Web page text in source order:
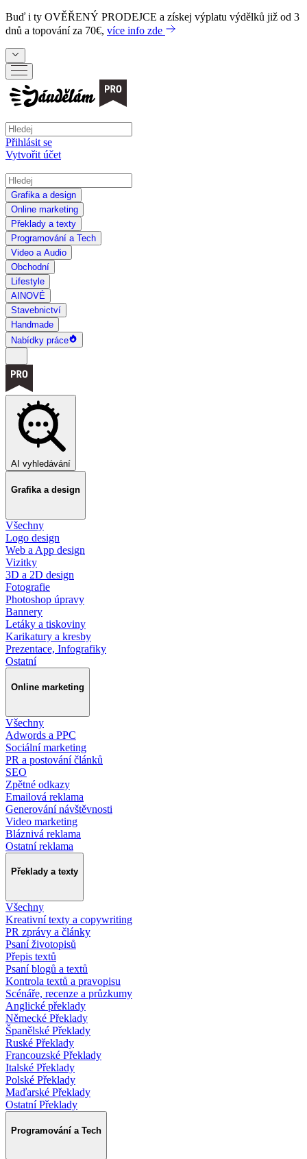
Buď i ty OVĚŘENÝ PRODEJCE a získej výplatu výdělků již od 3
dnů a topování za 70€, více info zde
Přihlásit se
Vytvořit účet
Grafika a design
Online marketing
Překlady a texty
Programování a Tech
Video a Audio
Obchodní
Lifestyle
AI NOVÉ
Stavebnictví
Handmade
Nabídky práce
AI vyhledávání
Grafika a design
Všechny
Logo design
Web a App design
Vizitky
3D a 2D design
Fotografie
Photoshop úpravy
Bannery
Letáky a tiskoviny
Karikatury a kresby
Prezentace, Infografiky
Ostatní
Online marketing
Všechny
Adwords a PPC
Sociální marketing
PR a postování článků
SEO
Zpětné odkazy
Emailová reklama
Generování návštěvnosti
Video marketing
Bláznivá reklama
Ostatní reklama
Překlady a texty
Všechny
Kreativní texty a copywriting
PR zprávy a články
Psaní životopisů
Přepis textů
Psaní blogů a textů
Kontrola textů a pravopisu
Scénáře, recenze a průzkumy
Anglické překlady
Německé Překlady
Španělské Překlady
Ruské Překlady
Francouzské Překlady
Italské Překlady
Polské Překlady
Maďarské Překlady
Ostatní Překlady
Programování a Tech